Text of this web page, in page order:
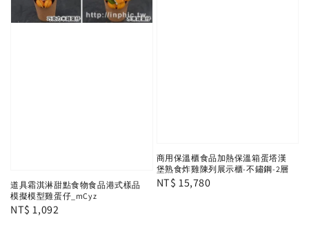
道具霜淇淋甜點食物食品港式樣品
模擬模型雞蛋仔_mCyz
Regular
NT$ 1,092
商用保溫櫃食品加熱保溫箱蛋塔漢
堡熟食炸雞陳列展示櫃-不鏽鋼-2層
Regular
NT$ 15,780